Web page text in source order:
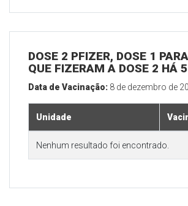
DOSE 2 PFIZER, DOSE 1
QUE FIZERAM A DOSE 2 HÁ
Data de Vacinação: 8 de dezembro de
Unidade
Nenhum resultado foi encontrado.